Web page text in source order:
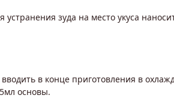
устранения зуда на место укуса
в конце приготовления в
основы.